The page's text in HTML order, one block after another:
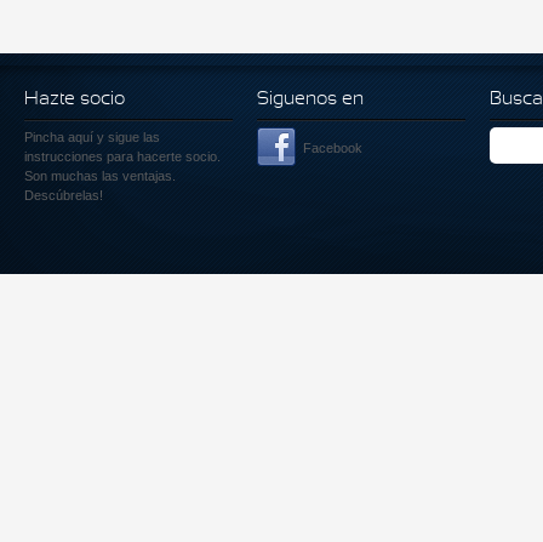
Hazte socio
Pincha aquí y sigue las
instrucciones para hacerte socio.
Son muchas las ventajas.
Descúbrelas!
Siguenos en
Facebook